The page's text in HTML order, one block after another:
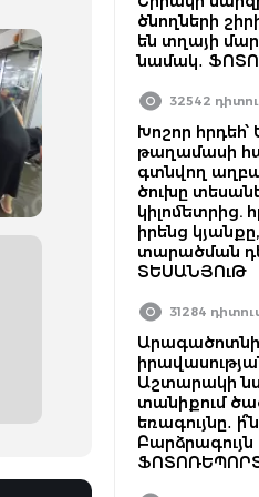
ծնողների
են տղայի
նամակ․
32542
Խոշոր
թաղամասի
գտնվող
ծուխը
կիլոմետրից.
իրենց
տարածման
ՏԵՍԱՆՅՈւԹ
31284
Արագածոտնի
Աշտարակի
տանիքում
եռագույնը․